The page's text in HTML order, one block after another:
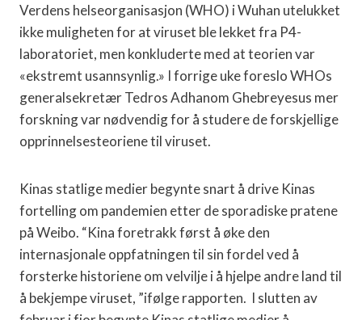
Verdens helseorganisasjon (WHO) i Wuhan utelukket
ikke muligheten for at viruset ble lekket fra P4-
laboratoriet, men konkluderte med at teorien var
«ekstremt usannsynlig.» I forrige uke foreslo WHOs
generalsekretær Tedros Adhanom Ghebreyesus mer
forskning var nødvendig for å studere de forskjellige
opprinnelsesteoriene til viruset.
Kinas statlige medier begynte snart å drive Kinas
fortelling om pandemien etter de sporadiske pratene
på Weibo. “Kina foretrakk først å øke den
internasjonale oppfatningen til sin fordel ved å
forsterke historiene om velvilje i å hjelpe andre land til
å bekjempe viruset, ”ifølge rapporten. I slutten av